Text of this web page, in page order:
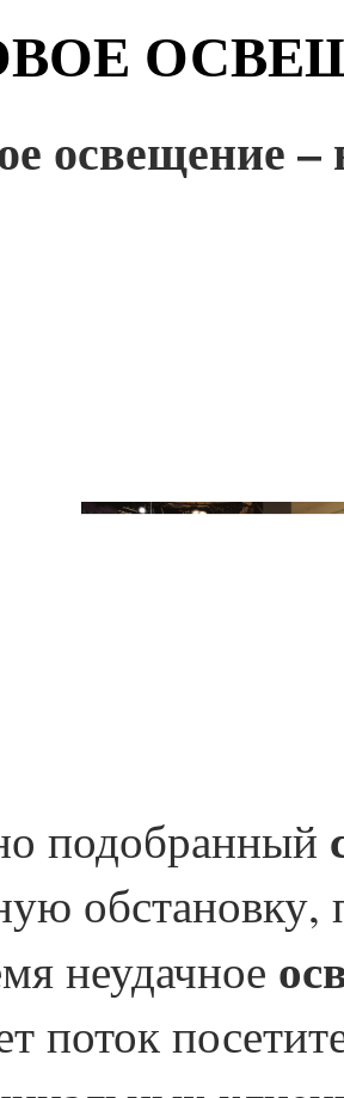
освещение
подобранный
обстановку,
неудачное
поток